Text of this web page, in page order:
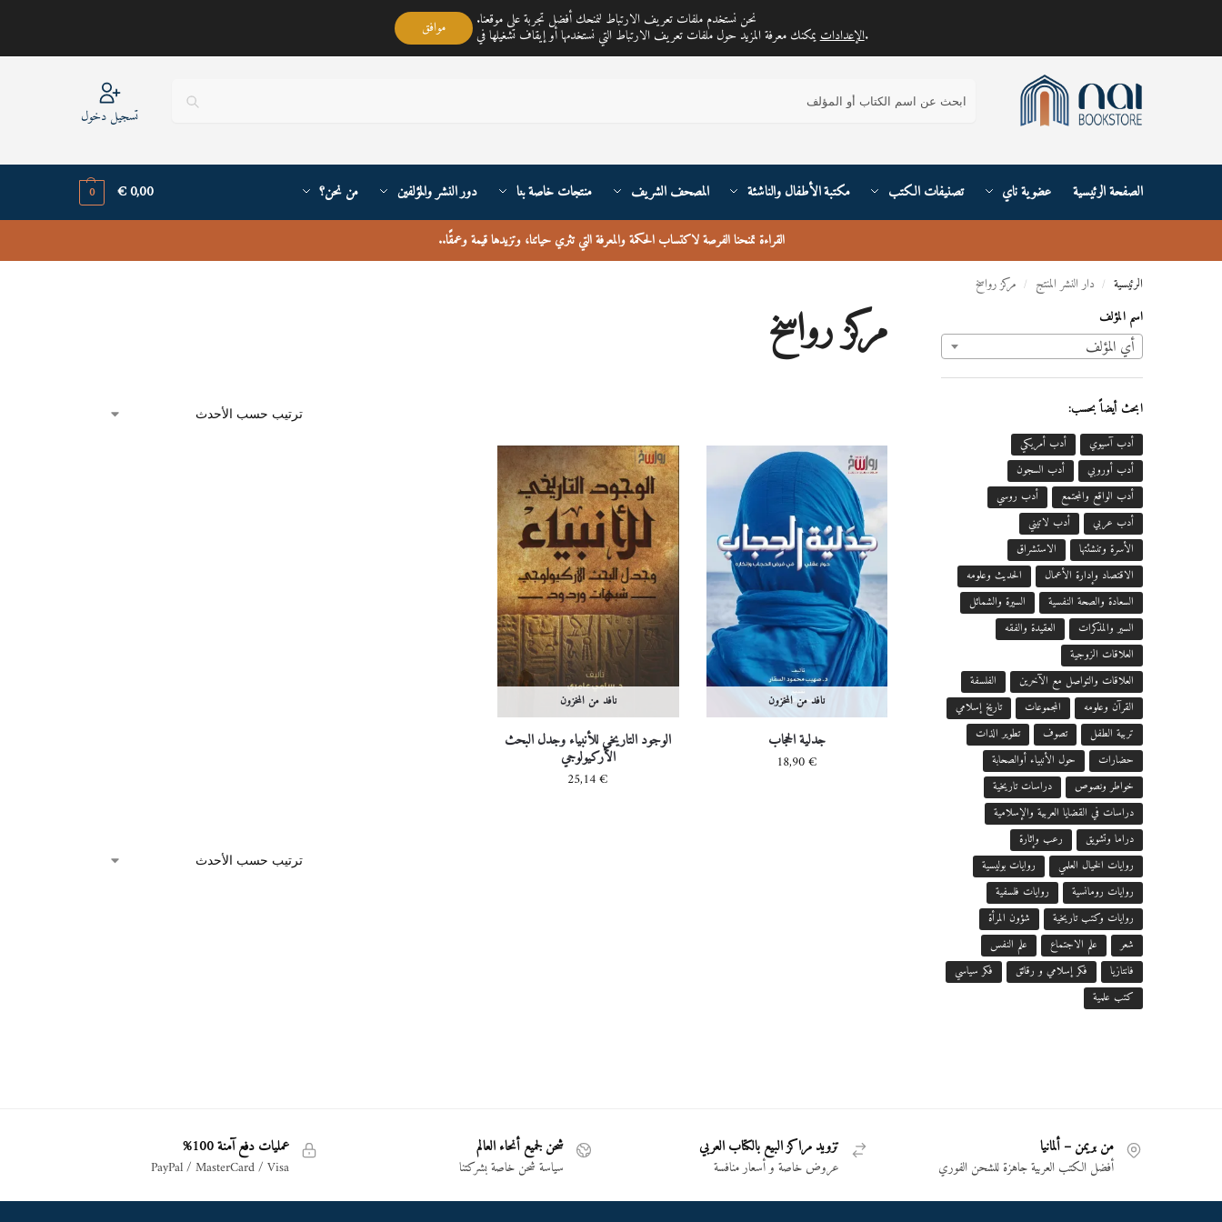
مكتبة ناي متجر لمبيع الكتب العربية تغطي خدمته جميع أنحاء القارة الأوربية والعالم
تسجيل دخول
الصفحة الرئيسية عضوية ناي تصنيفات الكتب مكتبة الأطفال والناشئة المصحف الشريف منتجات خاصة بنا دور النشر والمؤلفين من نحن؟ 0,00
€
0
القراءة تمنحنا الفرصة لاكتساب الحكمة والمعرفة التي تثري حياتنا، وتزيدها قيمة وعمقًا..
الرئيسية / دار النشر المنتج / مركز رواسخ
مركز رواسخ
نافد من المخزون
جدلية الحجاب
18,90€
نافد من المخزون
الوجود التاريخي للأنبياء وجدل البحث
الأركيولوجي
25,14€
اسم المؤلف
أي ‏المؤلف
ابحث أيضاً بحسب:
أدب آسيوي
أدب أمريكي
أدب أوروبي
أدب السجون
أدب الواقع والمجتمع
أدب روسي
أدب عربي
أدب لاتيني
الأسرة وتنشئتها
الاستشراق
الاقتصاد وإدارة الأعمال
الحديث وعلومه
السعادة والصحة النفسية
السيرة والشمائل
السير والمذكرات
العقيدة والفقه
العلاقات الزوجية
العلاقات والتواصل مع الآخرين
الفلسفة
القرآن وعلومه
المجموعات
تاريخ إسلامي
تربية الطفل
تصوف
تطوير الذات
حضارات
حول الأنبياء أوالصحابة
خواطر ونصوص
دراسات تاريخية
دراسات في القضايا العربية والإسلامية
دراما وتشويق
رعب وإثارة
روايات الخيال العلمي
روايات بوليسية
روايات رومانسية
روايات فلسفية
روايات وكتب تاريخية
شؤون المرأة
شعر
علم الاجتماع
علم النفس
فانتازيا
فكر إسلامي و رقائق
فكر سياسي
كتب علمية
من بريمن – ألمانيا
أفضل الكتب العربية جاهزة للشحن الفوري
تزويد مراكز البيع بالكتاب العربي
عروض خاصة و أسعار منافسة
شحن لجميع أنحاء العالم
سياسة شحن خاصة بشركتنا
عمليات دفع آمنة 100%
PayPal / MasterCard / Visa
نحن نستخدم ملفات تعريف الارتباط لنمنحك أفضل تجربة على موقعنا.
يمكنك معرفة المزيد حول ملفات تعريف الارتباط التي نستخدمها أو إيقاف تشغيلها فيالإعدادات. موافق